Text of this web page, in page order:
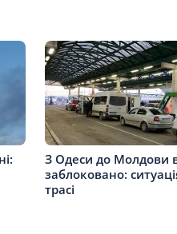
З Одеси до Молдови
заблоковано:
трасі